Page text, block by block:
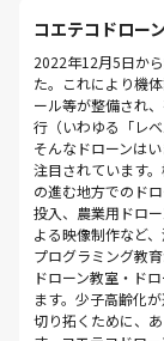
コエテコドロー
2022年12月5日か
た。これにより機
ール等が整備され
行（いわゆる「レ
そんなドローンは
注目されています
の進む地方でのド
投入、農業用ドロ
よる映像制作など
プログラミング教
ドローン教室・ド
ます。少子高齢化
切り拓くために、